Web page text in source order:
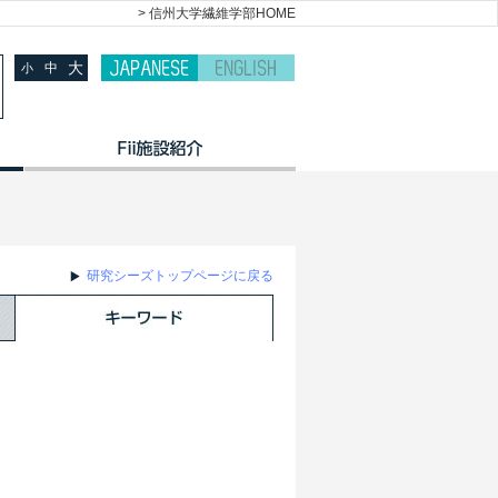
> 信州大学繊維学部HOME
小 中 大
研究シーズトップページに戻る